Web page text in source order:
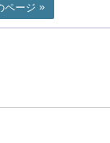
ページ